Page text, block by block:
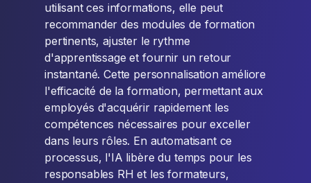
utilisant ces informations, elle peut
recommander des modules de formation
pertinents, ajuster le rythme
d'apprentissage et fournir un retour
instantané. Cette personnalisation améliore
l'efficacité de la formation, permettant aux
employés d'acquérir rapidement les
compétences nécessaires pour exceller
dans leurs rôles. En automatisant ce
processus, l'IA libère du temps pour les
responsables RH et les formateurs,